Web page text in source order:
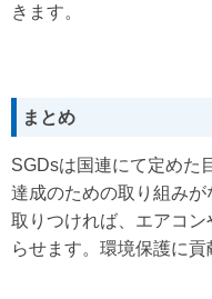
きます。
まとめ
SGDsは国連にて定めた
達成のための取り組み
取りつければ、エアコ
らせます。環境保護に貢